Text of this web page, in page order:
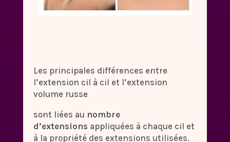
Les principales différences entre
l’extension cil à cil et l’extension
volume russe
sont liées au nombre
d’extensions appliquées à chaque cil et
à la propriété des extensions utilisées.